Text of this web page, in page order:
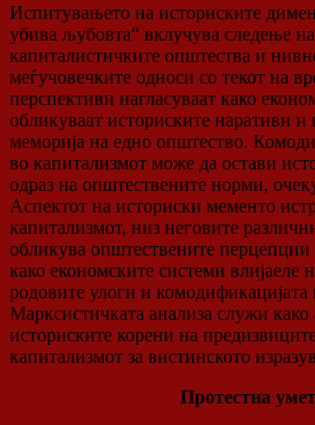
Испитувањето на историските
убива љубовта“ вклучува следење
капиталистичките општества и
меѓучовечките односи со текот на
перспективи нагласуваат како
обликуваат историските наративи и
меморија на едно општество.
во капитализмот може да остави
одраз на општествените норми,
Аспектот на историски мементо
капитализмот, низ неговите
обликува општествените перцепции
како економските системи влијаеле
родовите улоги и
Марксистичката анализа служи како
историските корени на
капитализмот за вистинското
Протестна